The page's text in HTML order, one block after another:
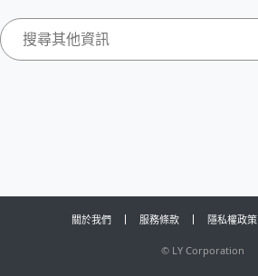
關於我們 服務條款 隱私權政策
© LY Corporation